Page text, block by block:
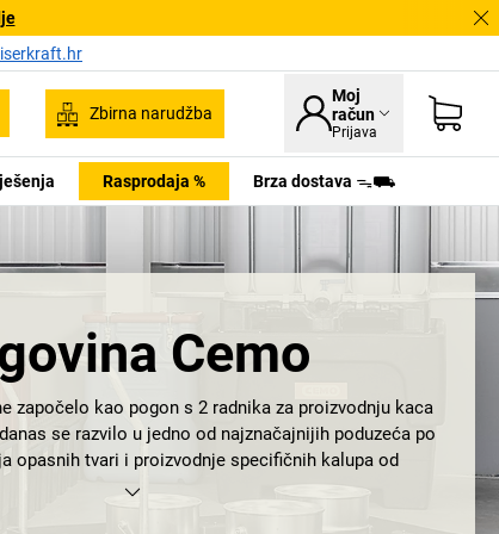
Zbirna narudžba
Moj
račun
Prijava
Rasprodaja % Brza dostava ᯓ⛟
Cemo
započelo kao pogon s 2 radnika za proizvodnju kaca
se razvilo u jedno od najznačajnijih poduzeća po
opasnih tvari i proizvodnje specifičnih kalupa od
materijala: želimo Vam srdačnu dobrodošlicu u